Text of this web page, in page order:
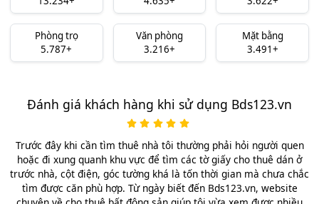
Phòng trọ
5.787+
Văn phòng
3.216+
Mặt bằng
3.491+
Đánh giá khách hàng khi sử dụng Bds123.vn
Trước đây khi cần tìm thuê nhà tôi thường phải hỏi người quen
hoặc đi xung quanh khu vực để tìm các tờ giấy cho thuê dán ở
trước nhà, cột điện, góc tường khá là tốn thời gian mà chưa chắc
tìm được căn phù hợp. Từ ngày biết đến Bds123.vn, website